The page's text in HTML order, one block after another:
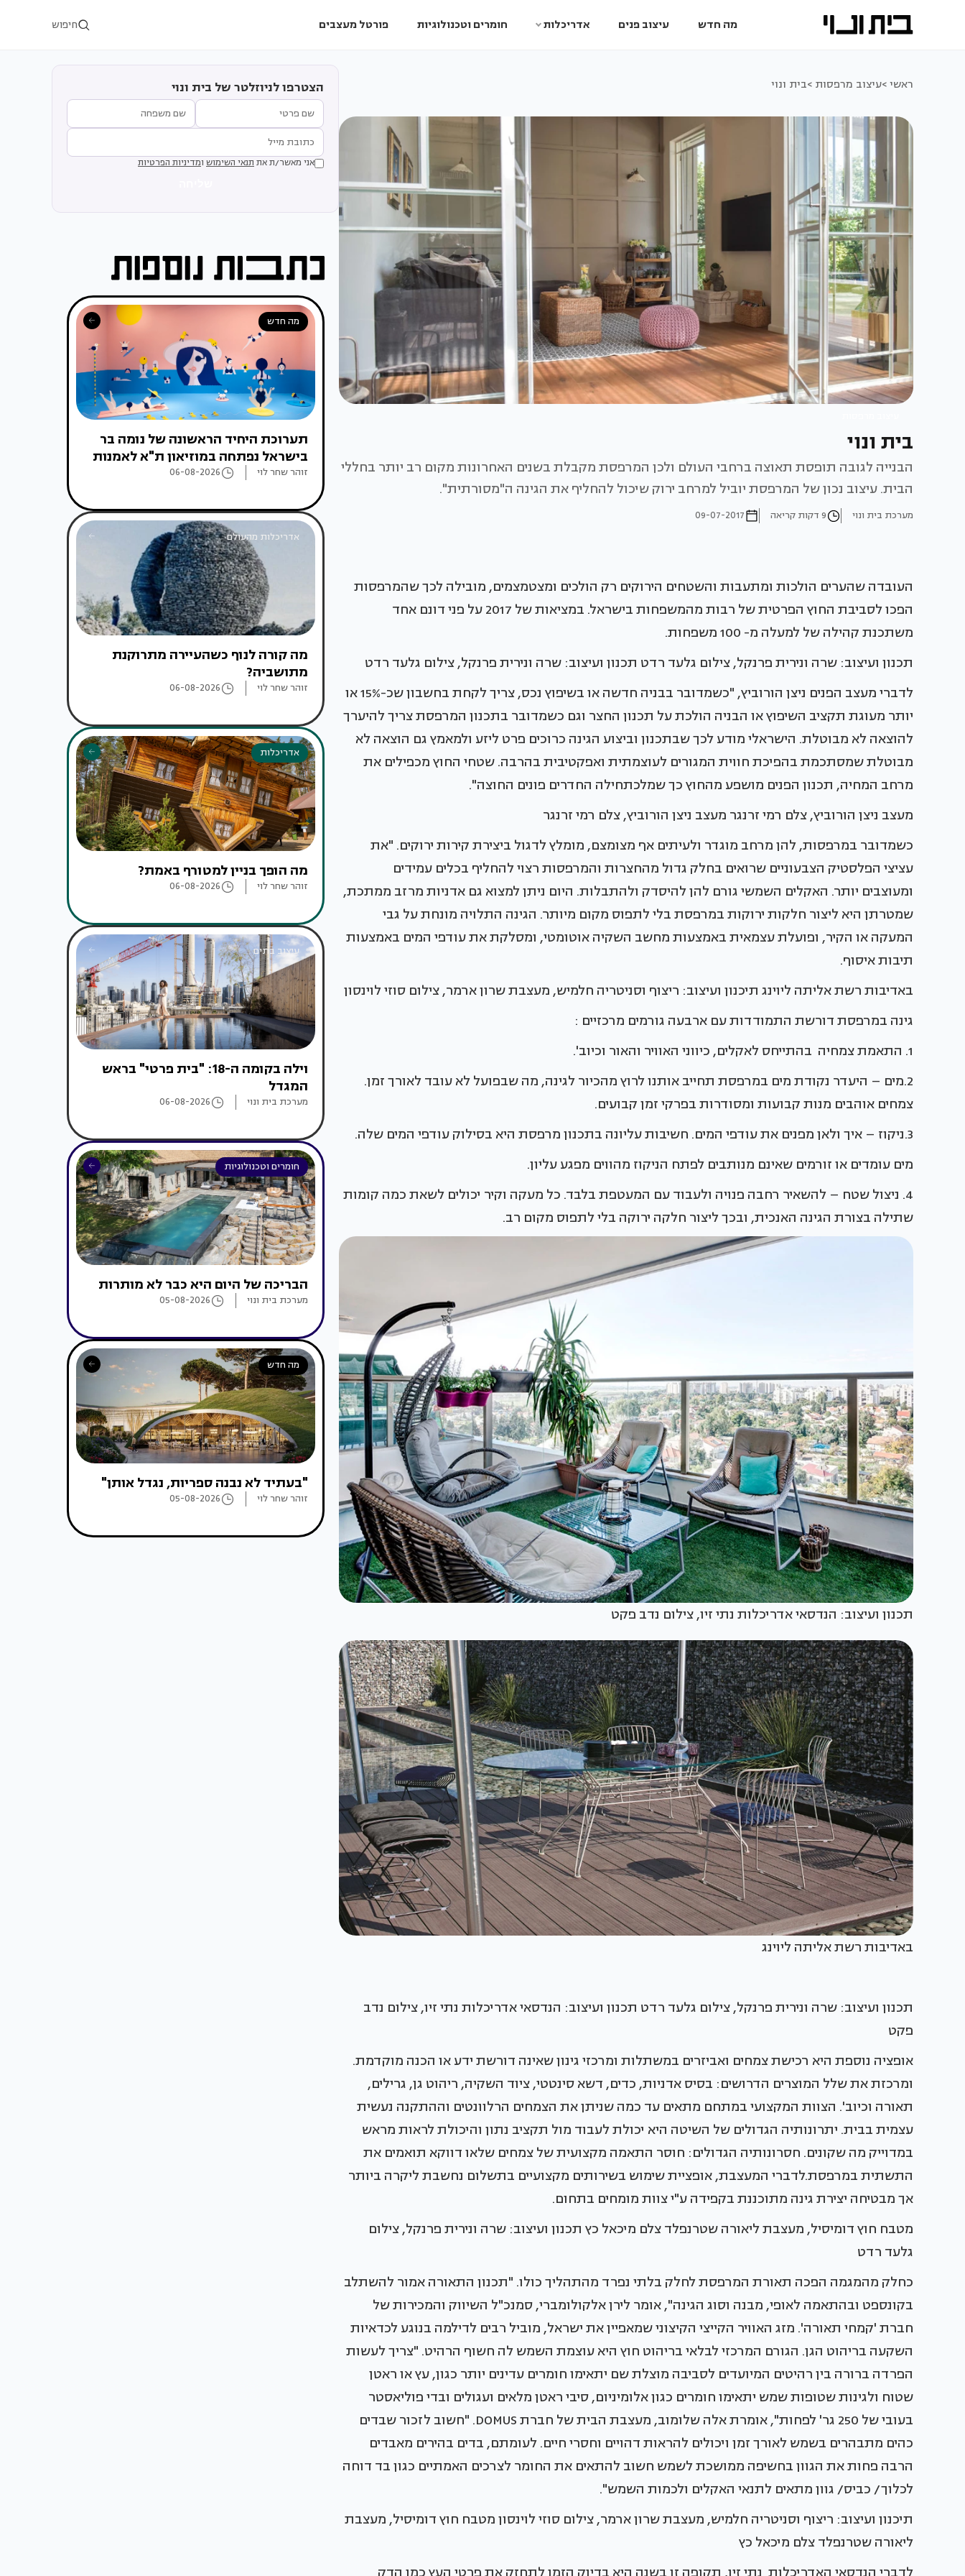
מה חדש עיצוב פנים אדריכלות חומרים וטכנולוגיות פורטל מעצבים חיפוש
ראשי >עיצוב מרפסות >בית ונוי
בית ונוי
הבנייה לגובה תופסת תאוצה ברחבי העולם ולכן המרפסת מקבלת בשנים האחרונות מקום רב יותר בחללי
הבית. עיצוב נכון של המרפסת יוביל למרחב ירוק שיכול להחליף את הגינה ה"מסורתית".
מערכת בית ונוי 9 דקות קריאה 09-07-2017
העובדה שהערים הולכות ומתעבות והשטחים הירוקים רק הולכים ומצטמצמים, מובילה לכך שהמרפסות
הפכו לסביבת החוץ הפרטית של רבות מהמשפחות בישראל. במציאות של 2017 על פני דונם אחד
משתכנת קהילה של למעלה מ- 100 משפחות.
תכנון ועיצוב: שרה ונירית פרנקל, צילום גלעד רדט תכנון ועיצוב: שרה ונירית פרנקל, צילום גלעד רדט
לדברי מעצב הפנים ניצן הורוביץ, "כשמדובר בבניה חדשה או בשיפוץ נכס, צריך לקחת בחשבון שכ-15% או
יותר מעוגת תקציב השיפוץ או הבניה הולכת על תכנון החצר וגם כשמדובר בתכנון המרפסת צריך להיערך
להוצאה לא מבוטלת. הישראלי מודע לכך שבתכנון וביצוע הגינה כרוכים פרט ליזע ולמאמץ גם הוצאה לא
מבוטלת שמסתכמת בהפיכת חווית המגורים לעוצמתית ואפקטיבית בהרבה. שטחי החוץ מכפילים את
מרחב המחיה, תכנון הפנים מושפע מהחוץ כך שמלכתחילה החדרים פונים החוצה".
מעצב ניצן הורוביץ, צלם רמי זרנגר מעצב ניצן הורוביץ, צלם רמי זרנגר
כשמדובר במרפסות, להן מרחב מוגדר ולעיתים אף מצומצם, מומלץ לדגול ביצירת קירות ירוקים. "את
עציצי הפלסטיק הצבעוניים שרואים בחלק גדול מהחצרות והמרפסות רצוי להחליף בכלים עמידים
ומעוצבים יותר. האקלים השמשי גורם להן להיסדק ולהתבלות. היום ניתן למצוא גם אדניות מרזב ממתכת,
שמטרתן היא ליצור חלקות ירוקות במרפסת בלי לתפוס מקום מיותר. הגינה התלויה מונחת על גבי
המעקה או הקיר, ופועלת עצמאית באמצעות מחשב השקיה אוטומטי, ומסלקת את עודפי המים באמצעות
תיבות איסוף.
באדיבות רשת אליתה ליוינג תיכנון ועיצוב: ריצוף וסניטריה חלמיש, מעצבת שרון ארמר, צילום סוזי לוינסון
גינה במרפסת דורשת התמודדות עם ארבעה גורמים מרכזיים :
1. התאמת צמחיה בהתייחס לאקלים, כיווני האוויר והאור וכיוב'.
2.מים – היעדר נקודת מים במרפסת תחייב אותנו לרוץ מהכיור לגינה, מה שבפועל לא עובד לאורך זמן.
צמחים אוהבים מנות קבועות ומסודרות בפרקי זמן קבועים.
3.ניקוז – איך ולאן מפנים את עודפי המים. חשיבות עליונה בתכנון מרפסת היא בסילוק עודפי המים שלה.
מים עומדים או זורמים שאינם מנותבים לפתח הניקוז מהווים מפגע עליון.
4. ניצול שטח – להשאיר רחבה פנויה ולעבוד עם המעטפת בלבד. כל מעקה וקיר יכולים לשאת כמה קומות
שתילה בצורת הגינה האנכית, ובכך ליצור חלקה ירוקה בלי לתפוס מקום רב.
תכנון ועיצוב: הנדסאי אדריכלות נתי זיו, צילום נדב פקט
באדיבות רשת אליתה ליוינג
תכנון ועיצוב: שרה ונירית פרנקל, צילום גלעד רדט תכנון ועיצוב: הנדסאי אדריכלות נתי זיו, צילום נדב
פקט
אופציה נוספת היא רכישת צמחים ואביזרים במשתלות ומרכזי גינון שאינה דורשת ידע או הכנה מוקדמת.
ומרכזת את שלל המוצרים הדרושים: בסיס אדניות, כדים, דשא סינטטי, ציוד השקיה, ריהוט גן, גרילים,
תאורה וכיוב'. הצוות המקצועי במתחם מתאים עד כמה שניתן את הצמחים הרלוונטים וההתקנה נעשית
עצמית בבית. יתרונותיה הגדולים של השיטה היא יכולת לעבוד מול תקציב נתון והיכולת לראות מראש
במדוייק מה שקונים. חסרונותיה הגדולים: חוסר התאמה מקצועית של צמחים שלאו דווקא תואמים את
התשתית במרפסת.לדברי המעצבת, אופציית שימוש בשירותים מקצועיים בתשלום נחשבת ליקרה ביותר
אך מבטיחה יצירת גינה מתוכננת בקפידה ע"י צוות מומחים בתחום.
מטבח חוץ דומיסיל, מעצבת ליאורה שטרנפלד צלם מיכאל כץ תכנון ועיצוב: שרה ונירית פרנקל, צילום
גלעד רדט
כחלק מהמגמה הפכה תאורת המרפסת לחלק בלתי נפרד מהתהליך כולו. "תכנון התאורה אמור להשתלב
בקונספט ובהתאמה לאופי, מבנה וסוג הגינה", אומר לירן אלקולומברי, סמנכ"ל השיווק והמכירות של
חברת 'קמחי תאורה'. מזג האוויר הקייצי הקיצוני שמאפיין את ישראל, מוביל רבים לדילמה בנוגע לכדאיות
השקעה בריהוט הגן. הגורם המרכזי לבלאי בריהוט חוץ היא עוצמת השמש לה חשוף הרהיט. "צריך לעשות
הפרדה ברורה בין רהיטים המיועדים לסביבה מוצלת שם יתאימו חומרים עדינים יותר כגון, עץ או ראטן
שטוח ולגינות שטופות שמש יתאימו חומרים כגון אלומיניום, סיבי ראטן מלאים ועגולים ובדי פוליאסטר
בעובי של 250 גר' לפחות", אומרת אלה שלומוב, מעצבת הבית של חברת DOMUS. "חשוב לזכור שבדים
כהים מתבהרים בשמש לאורך זמן ויכולים להראות דהויים וחסרי חיים. לעומתם, בדים בהירים מאבדים
הרבה פחות את הגוון בחשיפה ממושכת לשמש חשוב להתאים את החומר לצרכים האמתיים כגון בד דוחה
לכלוך/ כביס/ גוון מתאים לתנאי האקלים ולכמות השמש".
תיכנון ועיצוב: ריצוף וסניטריה חלמיש, מעצבת שרון ארמר, צילום סוזי לוינסון מטבח חוץ דומיסיל, מעצבת
ליאורה שטרנפלד צלם מיכאל כץ
הצטרפו לניוזלטר של בית ונוי
אני מאשר/ת את תנאי השימוש ומדיניות הפרטיות
מה חדש
תערוכת היחיד הראשונה של נומה בר
בישראל נפתחה במוזיאון ת"א לאמנות
זוהר שחר לוי 06-08-2026
אדריכלות מהעולם
מה קורה לנוף כשהעיירה מתרוקנת
מתושביה?
זוהר שחר לוי 06-08-2026
אדריכלות
מה הופך בניין למטורף באמת?
זוהר שחר לוי 06-08-2026
עיצוב בתים
וילה בקומה ה-18: "בית פרטי" בראש
המגדל
מערכת בית ונוי 06-08-2026
חומרים וטכנולוגיות
הבריכה של היום היא כבר לא מותרות
מערכת בית ונוי 05-08-2026
מה חדש
"בעתיד לא נבנה ספריות, נגדל אותן"
זוהר שחר לוי 05-08-2026